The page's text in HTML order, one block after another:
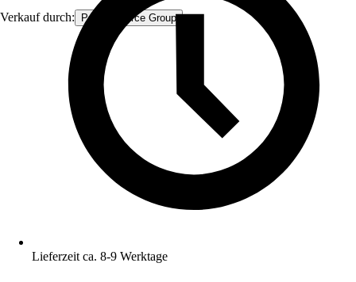
Verkauf durch: Procommerce Group
Lieferzeit ca. 8-9 Werktage